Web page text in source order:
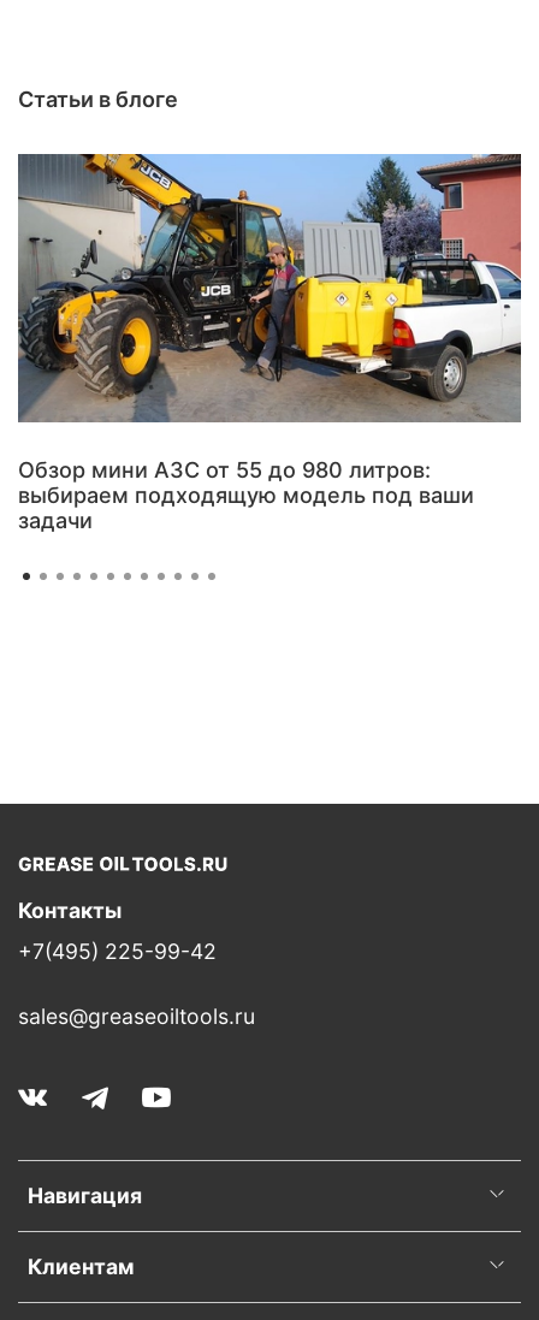
Статьи в блоге
Обзор мини АЗС от 55 до 980 литров:
выбираем подходящую модель под ваши
задачи
Навигация
Клиентам
Контакты
+7(495) 225-99-42
sales@greaseoiltools.ru